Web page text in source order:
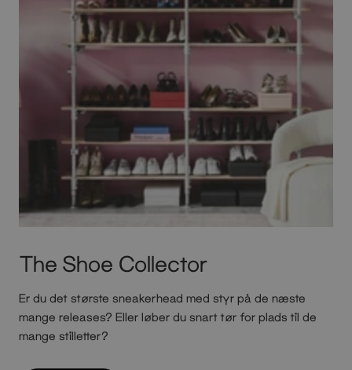
The Shoe Collector
Er du det største sneakerhead med styr på de næste
mange releases? Eller løber du snart tør for plads til de
mange stilletter?